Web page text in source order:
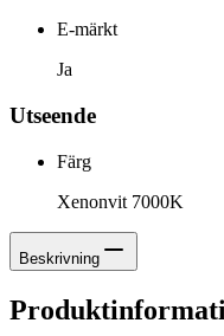
E-märkt
Ja
Utseende
Färg
Xenonvit 7000K
Beskrivning